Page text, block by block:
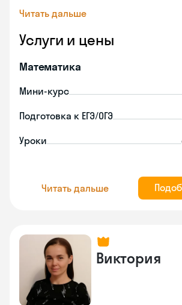
Читать дальше
Услуги и цены
Математика
Мини-курс
Подготовка к ЕГЭ/ОГЭ
Уроки
Читать дальше
Виктория